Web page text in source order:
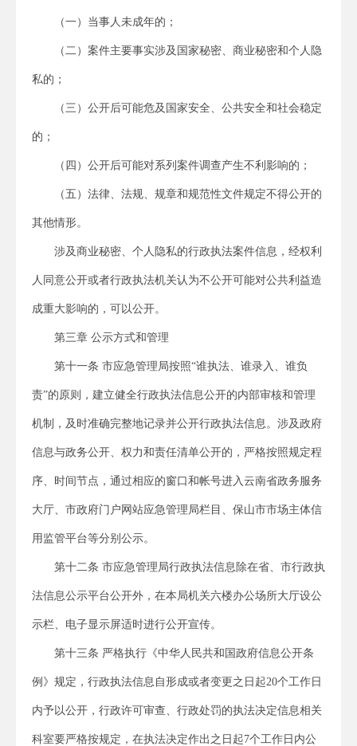
（一）当事人未成年的；
（二）案件主要事实涉及国家秘密、商业秘密和个人隐
私的；
（三）公开后可能危及国家安全、公共安全和社会稳定
的；
（四）公开后可能对系列案件调查产生不利影响的；
（五）法律、法规、规章和规范性文件规定不得公开的
其他情形。
涉及商业秘密、个人隐私的行政执法案件信息，经权利
人同意公开或者行政执法机关认为不公开可能对公共利益造
成重大影响的，可以公开。
第三章 公示方式和管理
第十一条 市应急管理局按照“谁执法、谁录入、谁负
责”的原则，建立健全行政执法信息公开的内部审核和管理
机制，及时准确完整地记录并公开行政执法信息。涉及政府
信息与政务公开、权力和责任清单公开的，严格按照规定程
序、时间节点，通过相应的窗口和帐号进入云南省政务服务
大厅、市政府门户网站应急管理局栏目、保山市市场主体信
用监管平台等分别公示。
第十二条 市应急管理局行政执法信息除在省、市行政执
法信息公示平台公开外，在本局机关六楼办公场所大厅设公
示栏、电子显示屏适时进行公开宣传。
第十三条 严格执行《中华人民共和国政府信息公开条
例》规定，行政执法信息自形成或者变更之日起20个工作日
内予以公开，行政许可审查、行政处罚的执法决定信息相关
科室要严格按规定，在执法决定作出之日起7个工作日内公